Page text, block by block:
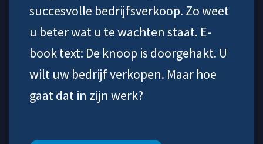
succesvolle bedrijfsverkoop. Zo weet
u beter wat u te wachten staat. E-
book text: De knoop is doorgehakt. U
wilt uw bedrijf verkopen. Maar hoe
gaat dat in zijn werk?